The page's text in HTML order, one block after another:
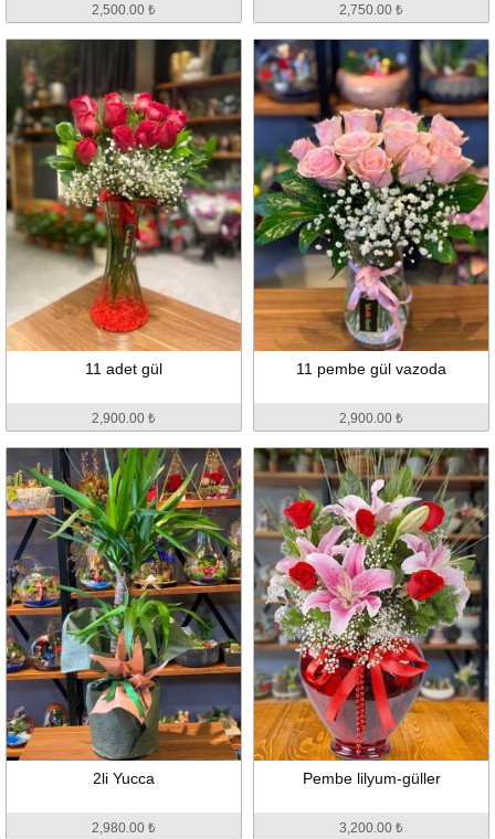
2,500.00 ₺ 2,750.00 ₺
11 adet gül
2,900.00 ₺
11 pembe gül vazoda
2,900.00 ₺
2li Yucca
2,980.00 ₺
Pembe lilyum-güller
3,200.00 ₺